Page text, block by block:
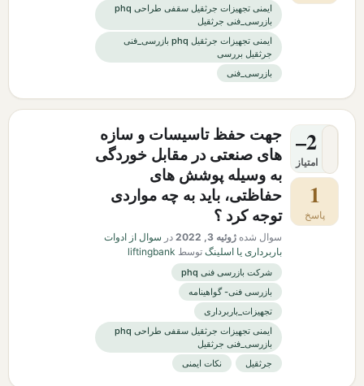
ایمنی تجهیزات جرثقیل سقفی طراحی phq
بازرسی_فنی جرثقیل
ایمنی تجهیزات جرثقیل phq بازرسی_فنی
جرثقیل بررسی
بازرسی_فنی
–2
امتیاز
1
پاسخ
جهت حفظ تاسیسات و سازه
های صنعتی در مقابل خوردگی
به وسیله پوشش های
حفاظتی، باید به چه مواردی
توجه کرد ؟
سوال شده ژوئیه 3, 2022 در سوال از ادوات
باربرداری یا اسلینگ توسط liftingbank
شرکت بازرسی فنی phq
بازرسی فنی- گواهینامه
تجهیزات_باربرداری
ایمنی تجهیزات جرثقیل سقفی طراحی phq
بازرسی_فنی جرثقیل
جرثقیل
نکات ایمنی